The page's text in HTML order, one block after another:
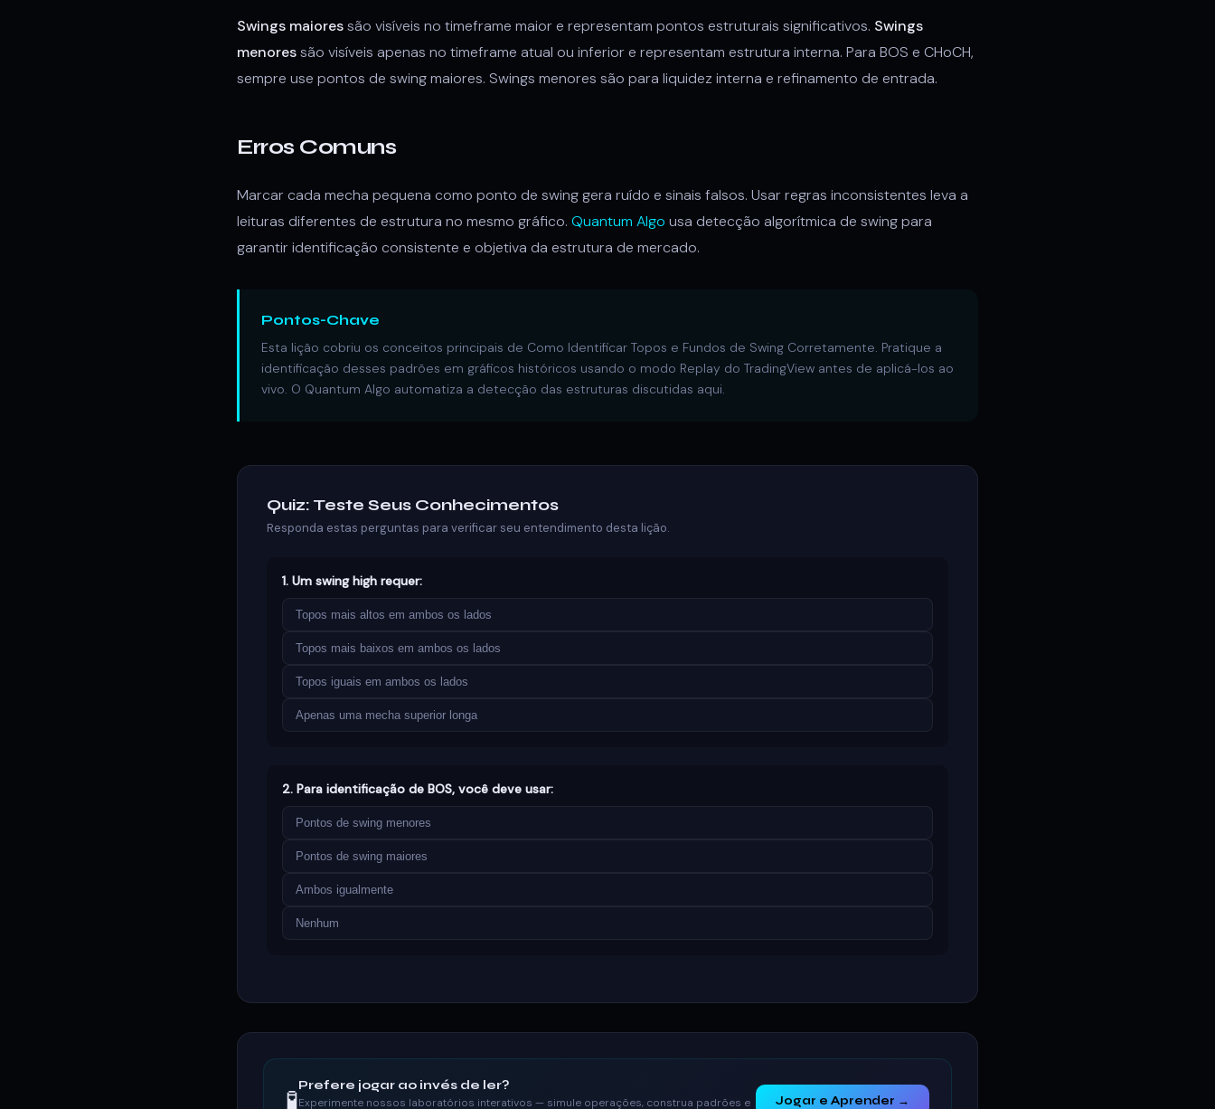
Swings maioressão visíveis no timeframe maior e representam pontos estruturais significativos. Swings
menoressão visíveis apenas no timeframe atual ou inferior e representam estrutura interna. Para BOS e CHoCH,
sempre use pontos de swing maiores. Swings menores são para liquidez interna e refinamento de entrada.
Erros Comuns
Marcar cada mecha pequena como ponto de swing gera ruído e sinais falsos. Usar regras inconsistentes leva a
leituras diferentes de estrutura no mesmo gráfico. Quantum Algo usa detecção algorítmica de swing para
garantir identificação consistente e objetiva da estrutura de mercado.
Pontos-Chave
Esta lição cobriu os conceitos principais de Como Identificar Topos e Fundos de Swing Corretamente. Pratique a
identificação desses padrões em gráficos históricos usando o modo Replay do TradingView antes de aplicá-los ao
vivo. O Quantum Algo automatiza a detecção das estruturas discutidas aqui.
Quiz: Teste Seus Conhecimentos
Responda estas perguntas para verificar seu entendimento desta lição.
1. Um swing high requer:
Topos mais altos em ambos os lados
Topos mais baixos em ambos os lados
Topos iguais em ambos os lados
Apenas uma mecha superior longa
2. Para identificação de BOS, você deve usar:
Pontos de swing menores
Pontos de swing maiores
Ambos igualmente
Nenhum
🧪Prefere jogar ao invés de ler?
Experimente nossos laboratórios interativos — simule operações, construa padrões e Jogar e Aprender →